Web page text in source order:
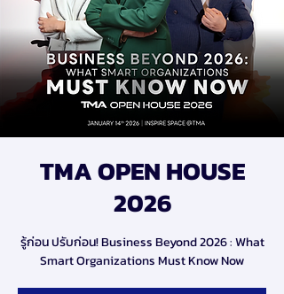
TMA OPEN HOUSE
2026
รู้ก่อน ปรับก่อน! Business Beyond 2026 : What
Smart Organizations Must Know Now